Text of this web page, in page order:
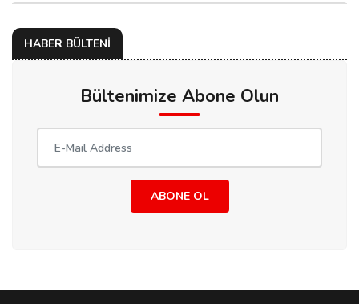
HABER BÜLTENİ
Bültenimize Abone Olun
ABONE OL